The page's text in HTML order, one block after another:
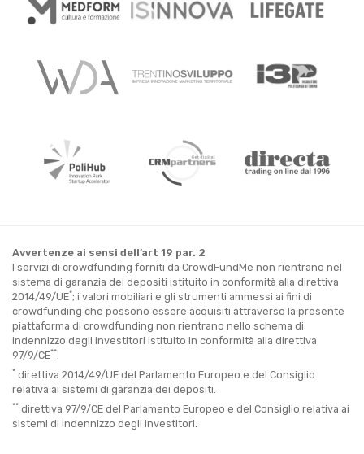
Avvertenze ai sensi dell’art 19 par. 2
I servizi di crowdfunding forniti da CrowdFundMe non rientrano nel
sistema di garanzia dei depositi istituito in conformità alla direttiva
2014/49/UE*; i valori mobiliari e gli strumenti ammessi ai fini di
crowdfunding che possono essere acquisiti attraverso la presente
piattaforma di crowdfunding non rientrano nello schema di
indennizzo degli investitori istituito in conformità alla direttiva
97/9/CE**
* direttiva 2014/49/UE del Parlamento Europeo e del Consiglio
relativa ai sistemi di garanzia dei depositi.
** direttiva 97/9/CE del Parlamento Europeo e del Consiglio relativa ai
sistemi di indennizzo degli investitori.